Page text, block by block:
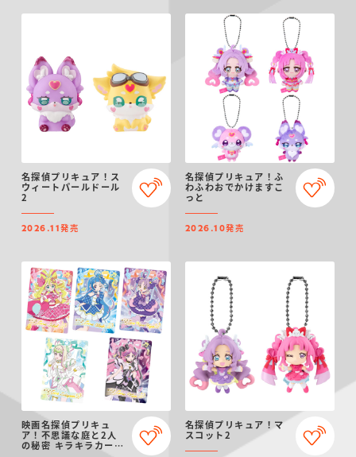
名探偵プリキュア！ス
ウィートパールドール
2
2026.11発売
名探偵プリキュア！ふ
わふわおでかけますこ
っと
2026.10発売
映画名探偵プリキュ
ア！不思議な庭と2人
の秘密 キラキラカード
名探偵プリキュア！マ
スコット2